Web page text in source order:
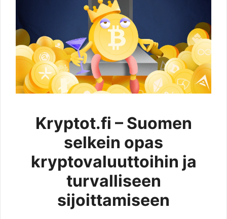
Kryptot.fi – Suomen
selkein opas
kryptovaluuttoihin ja
turvalliseen
sijoittamiseen